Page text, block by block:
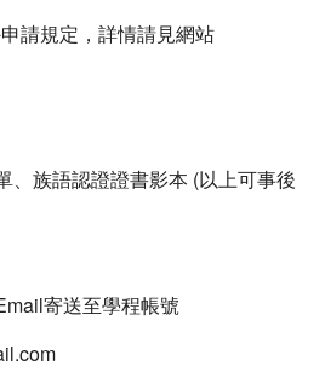
請規定，詳情請見網站
、族語認證證書影本 (以上可事後
寄送至學程帳號